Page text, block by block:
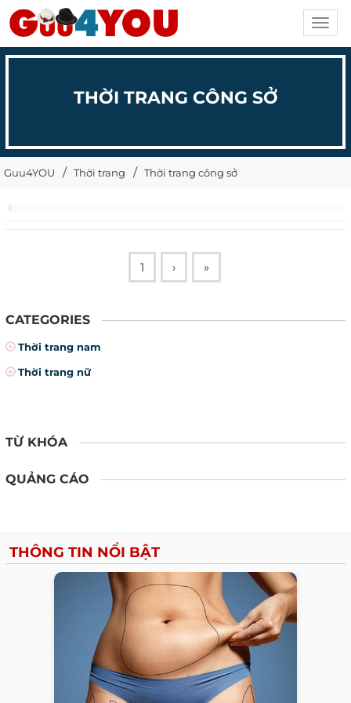
THỜI TRANG CÔNG SỞ
Guu4YOU Thời trang Thời trang công sở
1 › »
CATEGORIES
Thời trang nam
Thời trang nữ
TỪ KHÓA
QUẢNG CÁO
THÔNG TIN NỔI BẬT